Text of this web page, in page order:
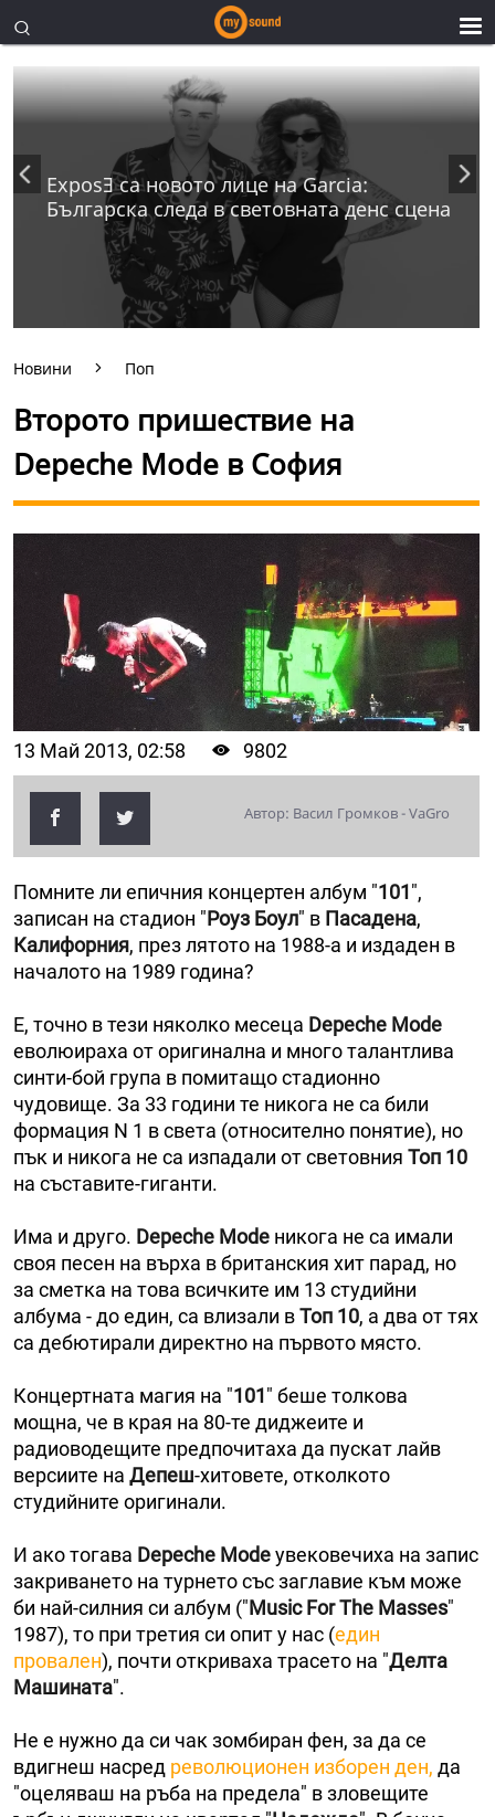
ExposƎ са новото лице на Garcia:
Българска следа в световната денс сцена
Новини Поп
Второто пришествие на
Depeche Mode в София
13 Май 2013, 02:58 9802
Автор: Васил Громков - VaGro
Помните ли епичния концертен албум "101",
записан на стадион "Роуз Боул" в Пасадена,
Калифорния, през лятото на 1988-а и издаден в
началото на 1989 година?
Е, точно в тези няколко месеца Depeche Mode
еволюираха от оригинална и много талантлива
синти-бой група в помитащо стадионно
чудовище. За 33 години те никога не са били
формация N 1 в света (относително понятие), но
пък и никога не са изпадали от световния Топ 10
на съставите-гиганти.
Има и друго. Depeche Mode никога не са имали
своя песен на върха в британския хит парад, но
за сметка на това всичките им 13 студийни
албума - до един, са влизали вТоп 10, а два от тях
са дебютирали директно на първото място.
Концертната магия на "101" беше толкова
мощна, че в края на 80-те диджеите и
радиоводещите предпочитаха да пускат лайв
версиите на Депеш-хитовете, отколкото
студийните оригинали.
И ако тогава Depeche Modeувековечиха на запис
закриването на турнето със заглавие към може
би най-силния си албум ("Music For The Masses"
1987), то при третия си опит у нас (един
провален), почти откриваха трасето на "Делта
Машината".
Не е нужно да си чак зомбиран фен, за да се
вдигнеш насред революционен изборен ден, да
"оцеляваш на ръба на предела" в зловещите